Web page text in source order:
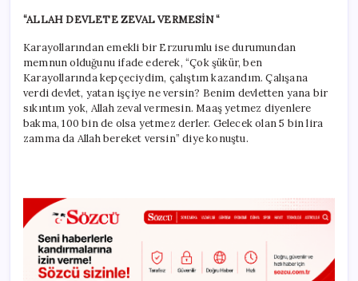
“ALLAH DEVLETE ZEVAL VERMESİN “
Karayollarından emekli bir Erzurumlu ise durumundan
memnun olduğunu ifade ederek, “Çok şükür, ben
Karayollarında kepçeciydim, çalıştım kazandım. Çalışana
verdi devlet, yatan işçiye ne versin? Benim devletten yana bir
sıkıntım yok, Allah zeval vermesin. Maaş yetmez diyenlere
bakma, 100 bin de olsa yetmez derler. Gelecek olan 5 bin lira
zamma da Allah bereket versin” diye konuştu.